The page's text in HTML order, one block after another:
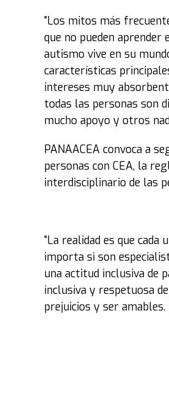
"Los mitos más
que no pueden aprender
autismo vive en su
características
intereses muy
todas las personas son
mucho apoyo y otros
PANAACEA convoca a
personas con CEA, la
interdisciplinario de las
"La realidad es que
importa si son
una actitud inclusiva de
inclusiva y respetuosa
prejuicios y ser